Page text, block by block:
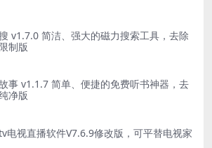
v1.7.0 简洁、强大的磁力搜索工具，去除
制版
事 v1.1.7 简单、便捷的免费听书神器，去
净版
电视直播软件V7.6.9修改版，可平替电视家